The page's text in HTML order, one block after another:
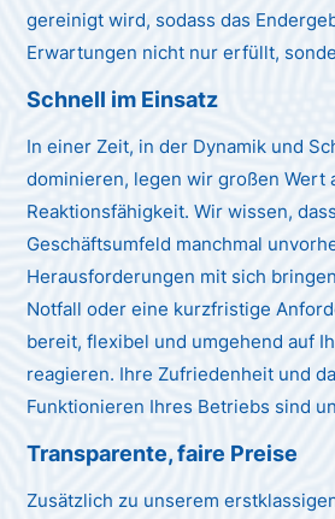
gereinigt wird, sodass das
Erwartungen nicht nur erfüllt,
Schnell im Einsatz
In einer Zeit, in der Dynamik und
dominieren, legen wir großen Wert
Reaktionsfähigkeit. Wir wissen,
Geschäftsumfeld manchmal
Herausforderungen mit sich
Notfall oder eine kurzfristige
bereit, flexibel und umgehend auf
reagieren. Ihre Zufriedenheit und
Funktionieren Ihres Betriebs sind
Transparente, faire Preise
Zusätzlich zu unserem